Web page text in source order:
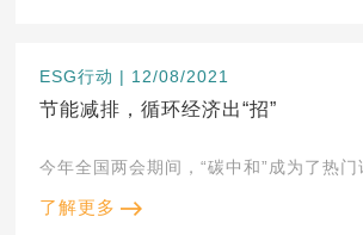
ESG行动 | 12/08/2021
节能减排，循环经济出“招”
了解更多